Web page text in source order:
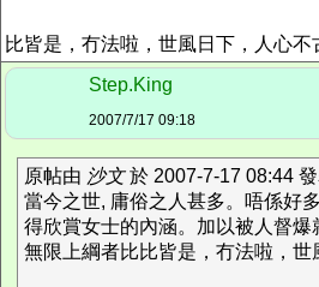
比皆是，冇法啦，世風日下，人心不
Step.King
2007/7/17 09:18
原帖由 沙文於 2007-7-17 08:44
當今之世, 庸俗之人甚多。唔係好
得欣賞女士的內涵。加以被人督爆
無限上綱者比比皆是，冇法啦，世